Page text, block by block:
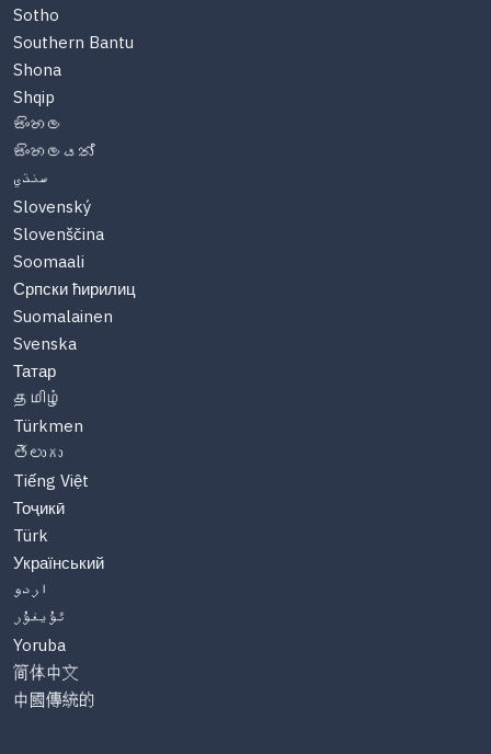
Sotho
Southern Bantu
Shona
Shqip
සිංහල
සිංහලයන්
سنڌي
Slovenský
Slovenščina
Soomaali
Српски ћирилиц
Suomalainen
Svenska
Татар
தமிழ்
Türkmen
తెలుగు
Tiếng Việt
Тоҷикӣ
Türk
Український
اردو
ئۇيغۇر
Yoruba
简体中文
中國傳統的